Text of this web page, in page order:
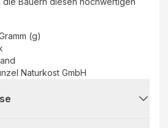
(g)
Naturkost GmbH